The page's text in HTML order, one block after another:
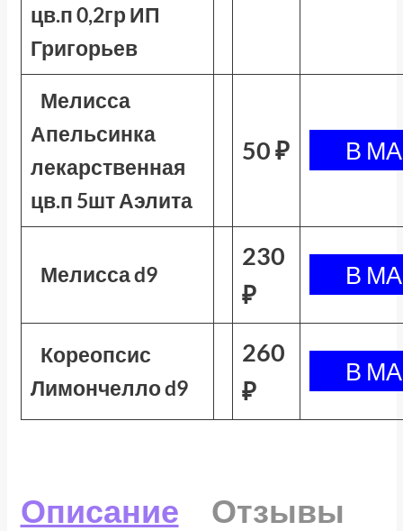
цв.п 0,2гр ИП
Григорьев
Мелисса
Апельсинка
лекарственная
цв.п 5шт Аэлита
50 ₽
Мелисса d9
230
₽
Кореопсис
Лимончелло d9
260
₽
Описание
Отзывы